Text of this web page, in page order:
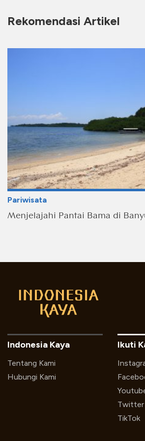
Rekomendasi Artikel
Pariwisata
Menjelajahi Pantai Bama di
Indonesia Kaya
Tentang Kami
Hubungi Kami
Ikuti
Twitter
TikTok